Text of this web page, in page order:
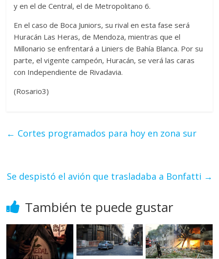
y en el de Central, el de Metropolitano 6.
En el caso de Boca Juniors, su rival en esta fase será
Huracán Las Heras, de Mendoza, mientras que el
Millonario se enfrentará a Liniers de Bahía Blanca. Por su
parte, el vigente campeón, Huracán, se verá las caras
con Independiente de Rivadavia.
(Rosario3)
← Cortes programados para hoy en zona sur
Se despistó el avión que trasladaba a Bonfatti →
También te puede gustar